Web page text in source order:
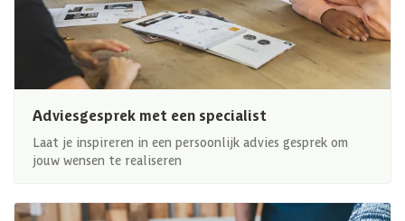
Adviesgesprek met een specialist
Laat je inspireren in een persoonlijk advies gesprek om
jouw wensen te realiseren